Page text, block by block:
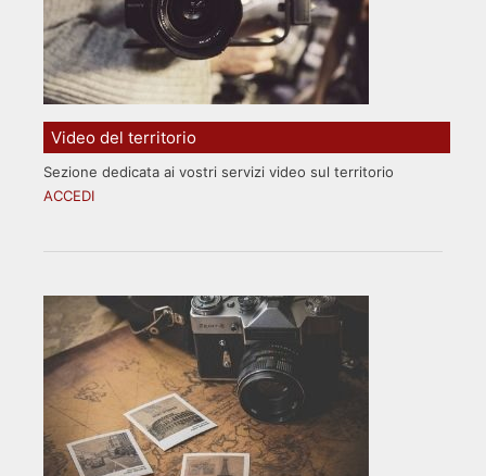
Video del territorio
Sezione dedicata ai vostri servizi video sul territorio
ACCEDI